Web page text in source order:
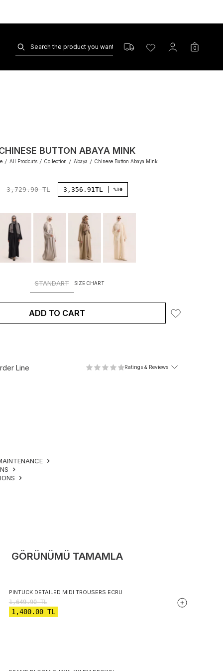
0
BUTTON ABAYA MINK
/ All Prodcuts / Collection / Abaya / Chinese Button Abaya Mink
3,729.90TL 3,356.91TL %10
STANDART SIZE CHART
ADD TO CART
Line Ratings & Reviews
GÖRÜNÜMÜ TAMAMLA
PINTUCK DETAILED MIDI TROUSERS ECRU
1,649.90TL
1,400.00TL